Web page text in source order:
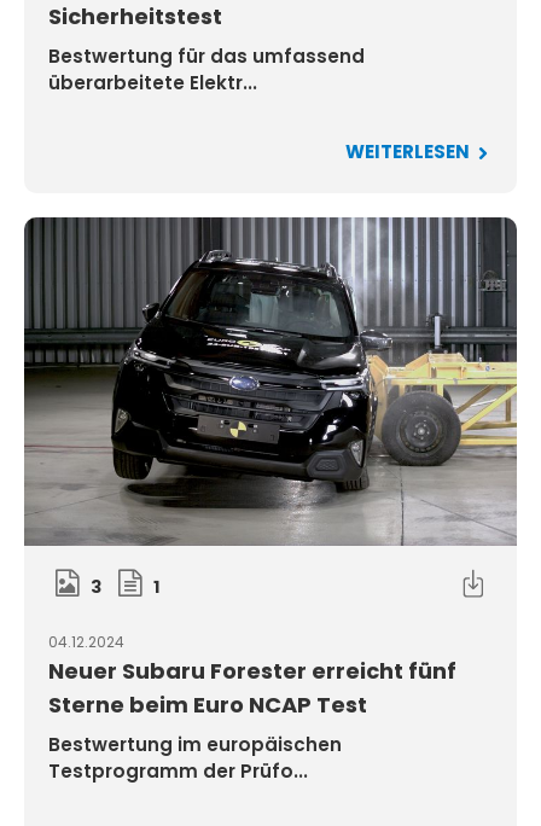
Sicherheitstest
Bestwertung für das umfassend
überarbeitete Elektr...
WEITERLESEN
3 1
04.12.2024
Neuer Subaru Forester erreicht fünf
Sterne beim Euro NCAP Test
Bestwertung im europäischen
Testprogramm der Prüfo...